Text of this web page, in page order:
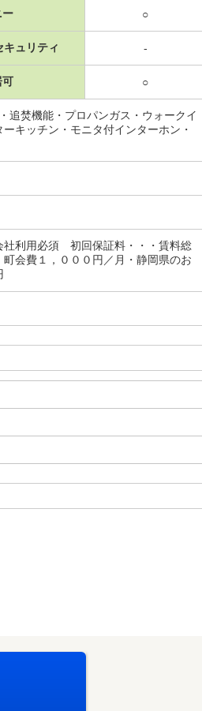
ー ○
キュリティ -
可 ○
追焚機能・プロパンガス・ウォークイ
キッチン・モニタ付インターホン・
社利用必須 初回保証料・・・賃料総
会費１，０００円／月・静岡県のお